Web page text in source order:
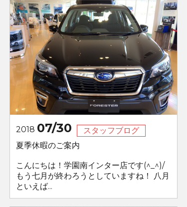
2018 07/30
スタッフブログ
夏季休暇のご案内
こんにちは！学園南インター店です(^_^)/
もう七月が終わろうとしていますね！ 八月
といえば...